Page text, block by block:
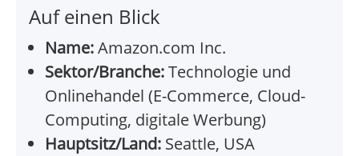
Auf einen Blick
Name:Amazon.com Inc.
Sektor/Branche:Technologie und
Onlinehandel (E-Commerce, Cloud-
Computing, digitale Werbung)
Hauptsitz/Land: Seattle, USA